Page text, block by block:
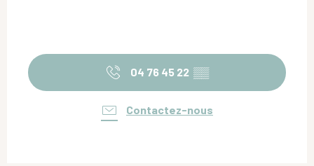
04 76 45 22 ▒▒
Contactez-nous